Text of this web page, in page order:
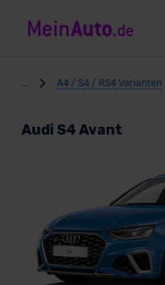
A4 / S4 / RS4 Varianten
Audi S4 Avant